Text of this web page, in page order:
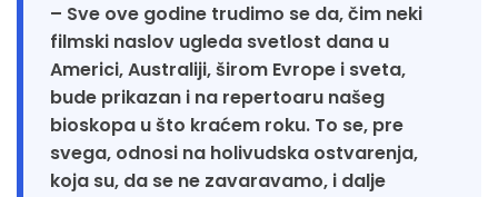
– Sve ove godine trudimo se da, čim neki
filmski naslov ugleda svetlost dana u
Americi, Australiji, širom Evrope i sveta,
bude prikazan i na repertoaru našeg
bioskopa u što kraćem roku. To se, pre
svega, odnosi na holivudska ostvarenja,
koja su, da se ne zavaravamo, i dalje